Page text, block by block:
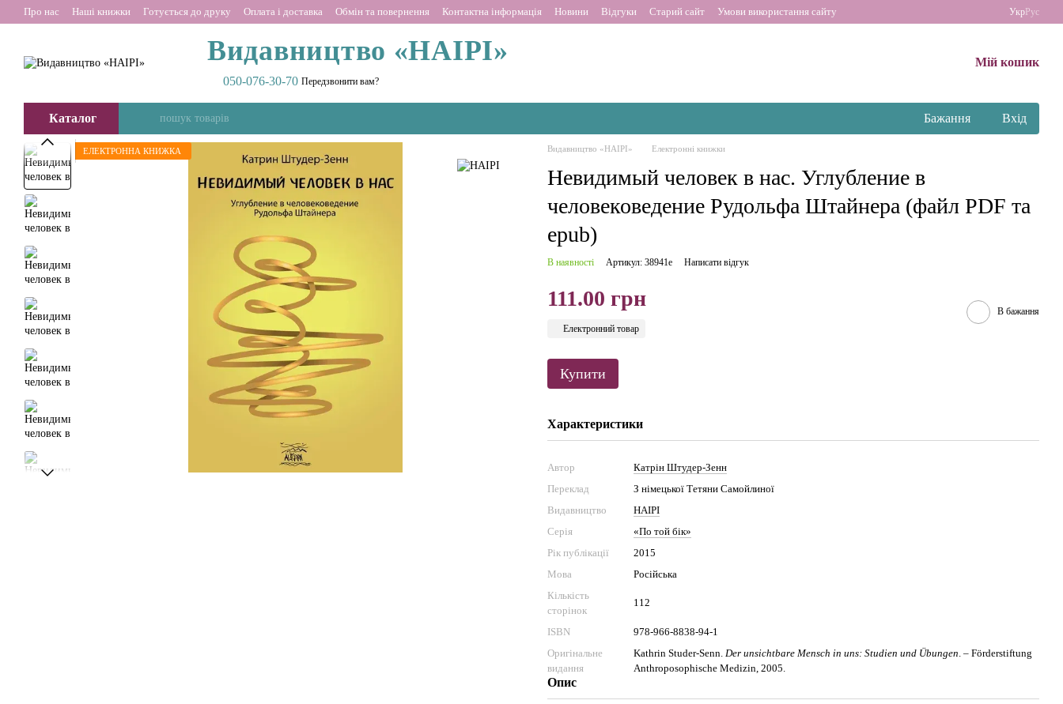
Перейти до основного контенту
Про нас Наші книжки Готується до друку Оплата і доставка Обмін та повернення Контактна інформація Новини Відгуки Старий сайт Умови використання сайту Укр Рус
Видавництво «НАІРІ»
050-076-30-70 Передзвонити вам?
Мій кошик
Каталог Бажання Вхід
ЕЛЕКТРОННА КНИЖКА Видавництво «НАІРІ» Електронні книжки
Невидимый человек в нас. Углубление в
человековедение Рудольфа Штайнера (файл PDF та
epub)
В наявності Артикул: 38941е Написати відгук
111.00 грн
Електронний товар
В бажання
Купити
Характеристики
Автор
Катрін Штудер-Зенн
Переклад
З німецької Тетяни Самойлиної
Видавництво
НАІРІ
Серія
«По той бік»
Рік публікації
2015
Мова
Російська
Кількість
сторінок
112
ISBN
978-966-8838-94-1
Оригінальне
видання
Kathrin Studer-Senn. Der unsichtbare Mensch in uns: Studien und Übungen. – Förderstiftung
Anthroposophische Medizin, 2005.
Опис